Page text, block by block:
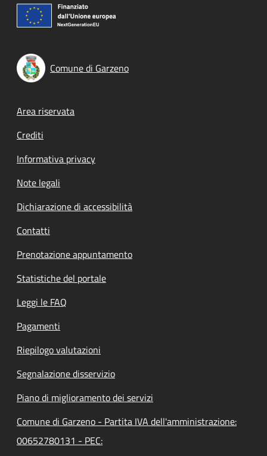
Comune di Garzeno
Footer menu
Area riservata
Crediti
Informativa privacy
Note legali
Dichiarazione di accessibilità
Contatti
Prenotazione appuntamento
Statistiche del portale
Leggi le FAQ
Pagamenti
Riepilogo valutazioni
Segnalazione disservizio
Piano di miglioramento dei servizi
Comune di Garzeno - Partita IVA dell'amministrazione:
00652780131 - PEC: